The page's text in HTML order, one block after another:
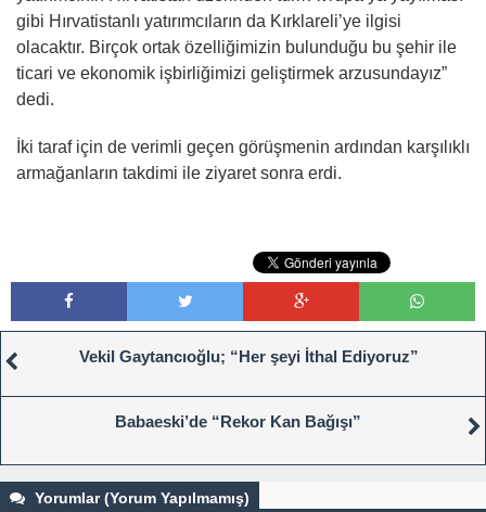
gibi Hırvatistanlı yatırımcıların da Kırklareli’ye ilgisi
olacaktır. Birçok ortak özelliğimizin bulunduğu bu şehir ile
ticari ve ekonomik işbirliğimizi geliştirmek arzusundayız”
dedi.
İki taraf için de verimli geçen görüşmenin ardından karşılıklı
armağanların takdimi ile ziyaret sonra erdi.
Vekil Gaytancıoğlu; “Her şeyi İthal Ediyoruz”
Babaeski’de “Rekor Kan Bağışı”
Yorumlar (Yorum Yapılmamış)